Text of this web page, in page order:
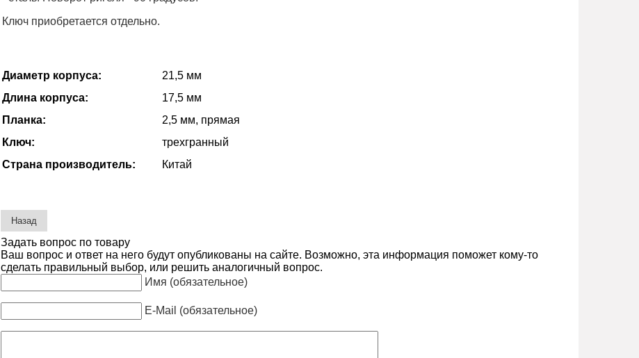
Ключ приобретается отдельно.
Диаметр корпуса:
21,5 мм
Длина корпуса:
17,5 мм
Планка:
2,5 мм, прямая
Ключ:
трехгранный
Страна производитель:
Китай
Задать вопрос по товару
Ваш вопрос и ответ на него будут опубликованы на сайте. Возможно, эта информация поможет кому-то
сделать правильный выбор, или решить аналогичный вопрос.
Имя (обязательное)
E-Mail (обязательное)